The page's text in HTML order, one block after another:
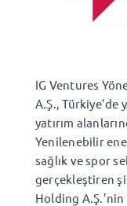
IG Ventures
A.Ş., Türkiye’de
yatırım
Yenilenebilir
sağlık ve spor
gerçekleştiren
Holding